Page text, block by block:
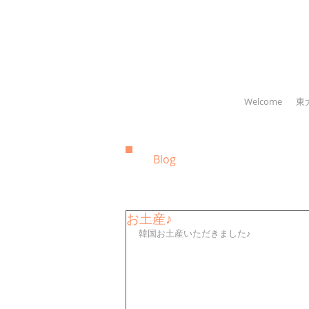
Welcome 東
Blog
お土産♪
韓国お土産いただきました♪